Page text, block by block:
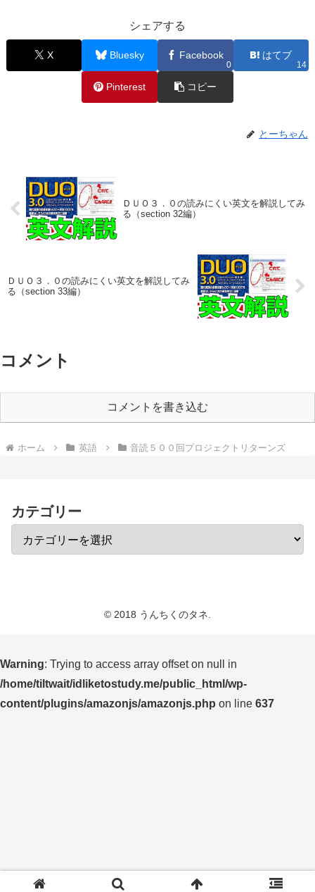
シェアする
X Bluesky Facebook
0
はてブ
14
Pinterest コピー
とーちゃん
ＤＵＯ３．０の読みにくい英文を解説してみ
る（section 32編）
ＤＵＯ３．０の読みにくい英文を解説してみ
る（section 33編）
コメント
コメントを書き込む
ホーム 英語 音読５００回プロジェクトリターンズ
カテゴリー
© 2018 うんちくのタネ.
Warning: Trying to access array offset on null in
/home/tiltwait/idliketostudy.me/public_html/wp-
content/plugins/amazonjs/amazonjs.php on line 637